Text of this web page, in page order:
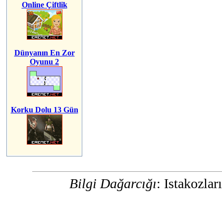
Online Çiftlik
Dünyanın En Zor
Oyunu 2
Korku Dolu 13 Gün
Bilgi Dağarcığı: